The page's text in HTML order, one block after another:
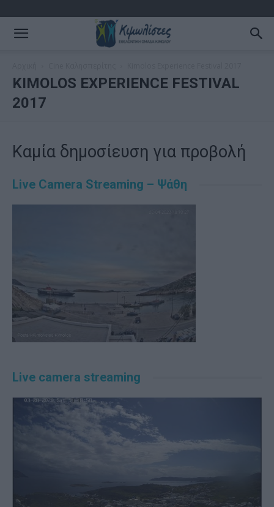
KIMOLOS EXPERIENCE FESTIVAL
2017
Καμία δημοσίευση για προβολή
Live Camera Streaming – Ψάθη
Live camera streaming